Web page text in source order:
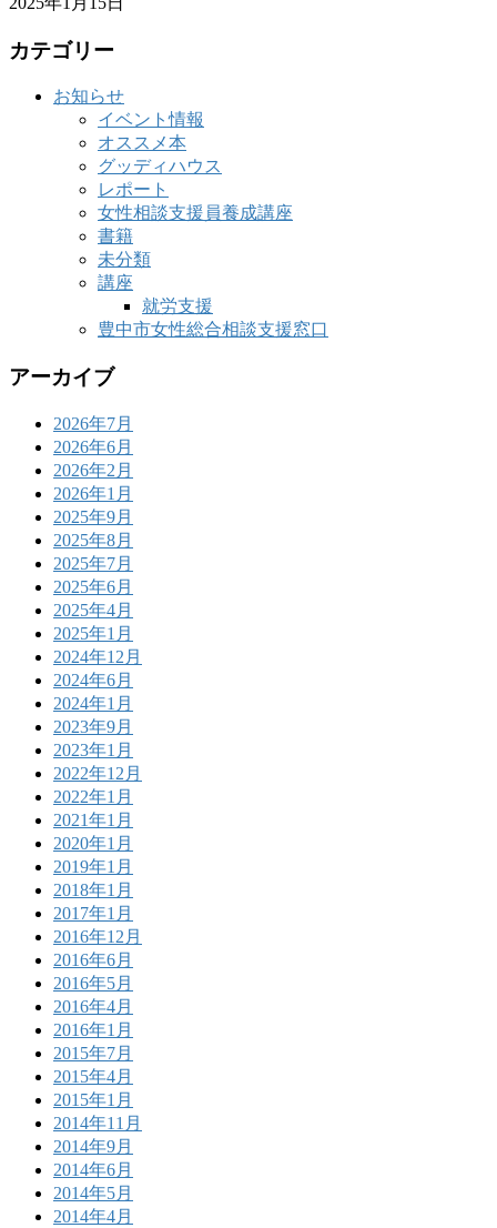
カテゴリー
お知らせ
イベント情報
オススメ本
グッディハウス
レポート
女性相談支援員養成講座
書籍
未分類
講座
就労支援
豊中市女性総合相談支援窓口
アーカイブ
2026年7月
2026年6月
2026年2月
2026年1月
2025年9月
2025年8月
2025年7月
2025年6月
2025年4月
2025年1月
2024年12月
2024年6月
2024年1月
2023年9月
2023年1月
2022年12月
2022年1月
2021年1月
2020年1月
2019年1月
2018年1月
2017年1月
2016年12月
2016年6月
2016年5月
2016年4月
2016年1月
2015年7月
2015年4月
2015年1月
2014年11月
2014年9月
2014年6月
2014年5月
2014年4月